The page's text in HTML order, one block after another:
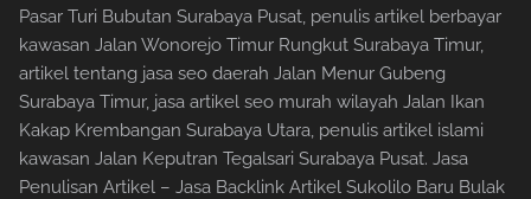
Pasar Turi Bubutan Surabaya Pusat, penulis artikel berbayar
kawasan Jalan Wonorejo Timur Rungkut Surabaya Timur,
artikel tentang jasa seo daerah Jalan Menur Gubeng
Surabaya Timur, jasa artikel seo murah wilayah Jalan Ikan
Kakap Krembangan Surabaya Utara, penulis artikel islami
kawasan Jalan Keputran Tegalsari Surabaya Pusat. Jasa
Penulisan Artikel – Jasa Backlink Artikel Sukolilo Baru Bulak